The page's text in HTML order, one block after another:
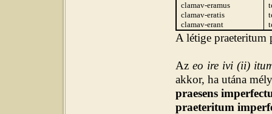
clamav-eramus
clamav-eratis
clamav-erant
A létige praeteritum
Az eo ire ivi (ii)
akkor, ha utána
praesens
praeteritum